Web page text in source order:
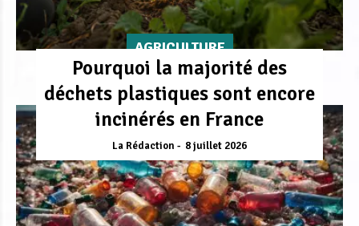
AGRICULTURE
Pourquoi la majorité des
déchets plastiques sont encore
incinérés en France
La Rédaction 8 juillet 2026